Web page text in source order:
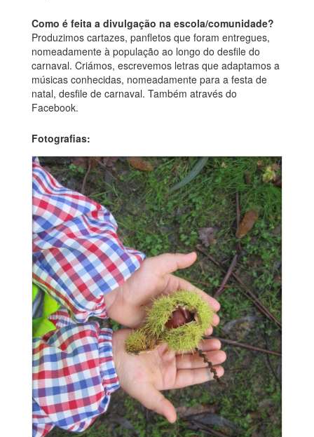
Como é feita a divulgação na escola/comunidade?
Produzimos cartazes, panfletos que foram entregues,
nomeadamente à população ao longo do desfile do
carnaval. Criámos, escrevemos letras que adaptamos a
músicas conhecidas, nomeadamente para a festa de
natal, desfile de carnaval. Também através do
Facebook.
Fotografias: